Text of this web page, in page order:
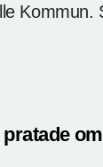
Kommun.